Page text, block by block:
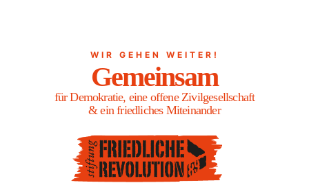
WIR GEHEN WEITER!
Gemeinsam
für Demokratie, eine offene Zivilgesellschaft
& ein friedliches Miteinander